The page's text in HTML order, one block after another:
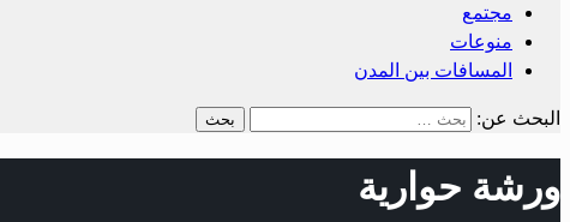
مجتمع
منوعات
المسافات بين المدن
البحث عن:
ورشة حوارية